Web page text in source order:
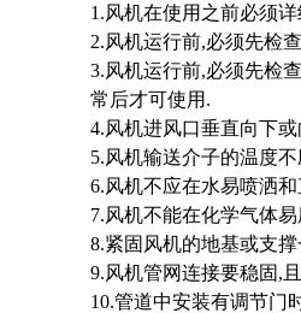
1.风机在使用之前必须
2.风机运行前,必须先检
3.风机运行前,必须先检
常后才可使用.
4.风机进风口垂直向下
5.风机输送介子的温度
6.风机不应在水易喷洒
7.风机不能在化学气体
8.紧固风机的地基或支
9.风机管网连接要稳固,
10.管道中安装有调节门